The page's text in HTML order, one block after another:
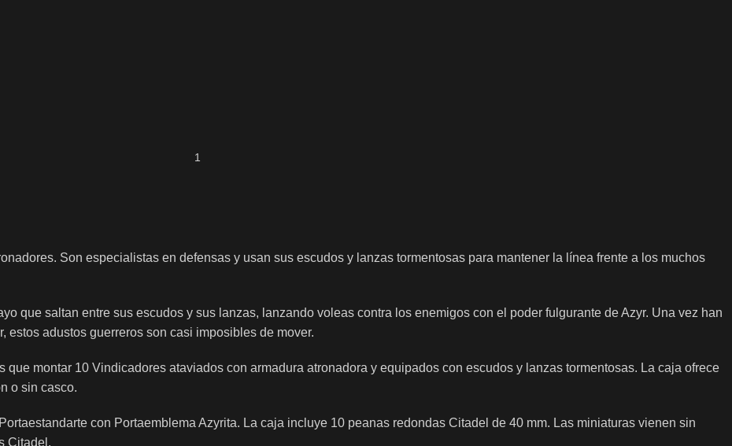
Son especialistas en defensas y usan sus escudos y lanzas tormentosas para mantener la línea frente a los muchos
que saltan entre sus escudos y sus lanzas, lanzando voleas contra los enemigos con el poder fulgurante de Azyr. Una vez han
adustos guerreros son casi imposibles de mover.
montar 10 Vindicadores ataviados con armadura atronadora y equipados con escudos y lanzas tormentosas. La caja ofrece
o sin casco.
con Portaemblema Azyrita. La caja incluye 10 peanas redondas Citadel de 40 mm. Las miniaturas vienen sin
Citadel.